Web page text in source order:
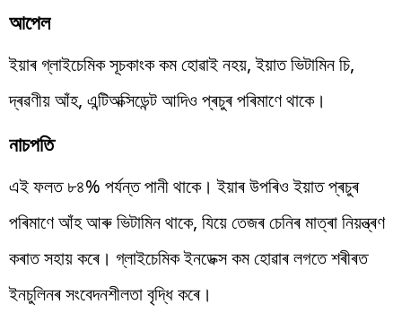
আপেল
ইয়াৰ গ্লাইচেমিক সূচকাংক কম হোৱাই নহয়, ইয়াত ভিটামিন চি,
দ্ৰৱণীয় আঁহ, এন্টিঅক্সিডেন্ট আদিও প্ৰচুৰ পৰিমাণে থাকে।
নাচপতি
এই ফলত ৮৪% পৰ্যন্ত পানী থাকে। ইয়াৰ উপৰিও ইয়াত প্ৰচুৰ
পৰিমাণে আঁহ আৰু ভিটামিন থাকে, যিয়ে তেজৰ চেনিৰ মাত্ৰা নিয়ন্ত্ৰণ
কৰাত সহায় কৰে। গ্লাইচেমিক ইনডেক্স কম হোৱাৰ লগতে শৰীৰত
ইনচুলিনৰ সংবেদনশীলতা বৃদ্ধি কৰে।